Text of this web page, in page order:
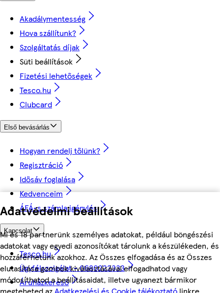
Adatvédelmi beállítások
Mi és 18 partnerünk személyes adatokat, például böngészési
adatokat vagy egyedi azonosítókat tárolunk a készülékeden, és
hozzáférhetünk azokhoz. Az Összes elfogadása és az Összes
elutasítása gombok kiválasztásával elfogadhatod vagy
módosíthatod a beállításaidat, illetve ugyanezt bármikor
megteheted az Adatkezelési és Cookie tájékoztató linkre
Akadálymentesség
Hova szállítunk?
Szolgáltatás díjak
Süti beállítások
Fizetési lehetőségek
Tesco.hu
Clubcard
Első bevásárlás
Hogyan rendelj tőlünk?
Regisztráció
Idősáv foglalása
Kedvenceim
ÁFÁ-s számla igénylés
Kapcsolat
Tesco.hu
Ügyfélszolgálat - 0680222333
Áruházkereső